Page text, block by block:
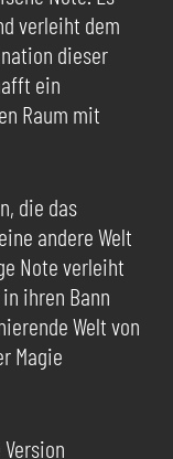
verleiht dem
dieser
ein
Raum mit
die das
andere Welt
Note verleiht
ihren Bann
Welt von
Magie